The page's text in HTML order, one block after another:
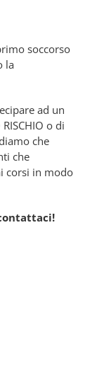
soccorso
la
ad un
o di
che
che
corsi in modo